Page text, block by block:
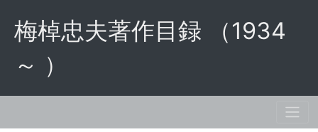
梅棹忠夫著作目録 （1934
～ ）